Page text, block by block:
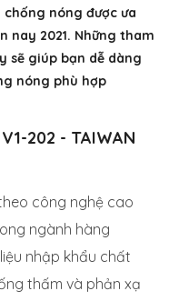
chống nóng được ưa
nay 2021. Những tham
sẽ giúp bạn dễ dàng
nóng phù hợp
202 - TAIWAN
công nghệ cao
ngành hàng
nhập khẩu chất
thấm và phản xạ